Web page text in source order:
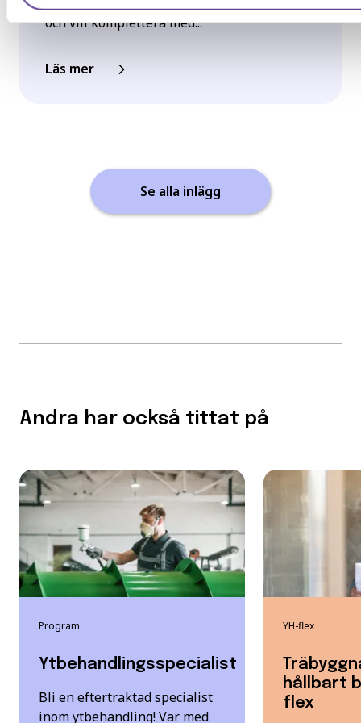
och vill komplettera med...
Läs mer
Se alla inlägg
Andra har också tittat på
Program
Ytbehandlingsspecialist
Bli en eftertraktad specialist
inom ytbehandling! Var med
YH-flex
hållbart
flex